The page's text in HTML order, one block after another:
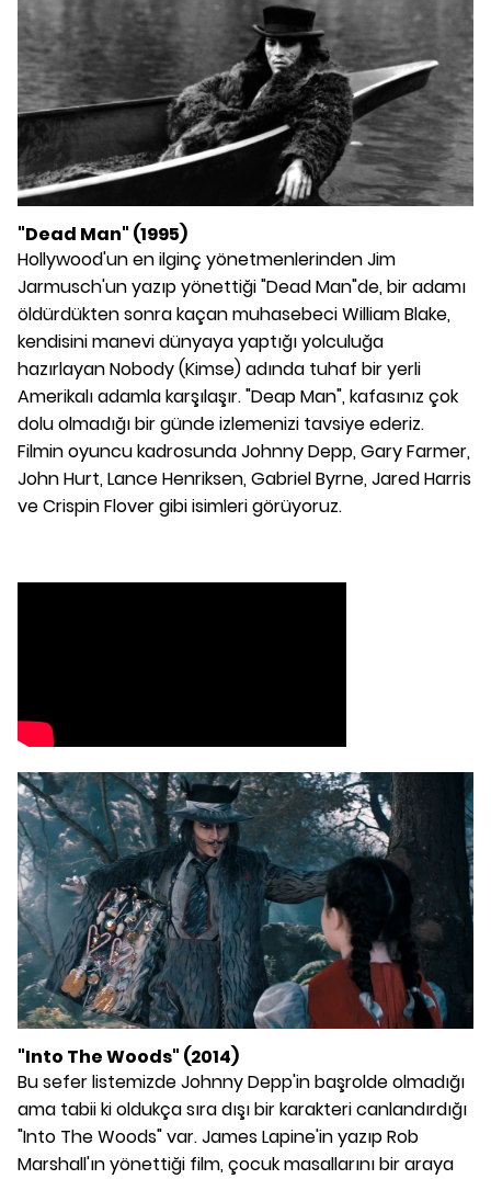
"Dead Man" (1995)
Hollywood'un en ilginç yönetmenlerinden Jim
Jarmusch'un yazıp yönettiği "Dead Man"de, bir adamı
öldürdükten sonra kaçan muhasebeci William Blake,
kendisini manevi dünyaya yaptığı yolculuğa
hazırlayan Nobody (Kimse) adında tuhaf bir yerli
Amerikalı adamla karşılaşır. "Deap Man", kafasınız çok
dolu olmadığı bir günde izlemenizi tavsiye ederiz.
Filmin oyuncu kadrosunda Johnny Depp, Gary Farmer,
John Hurt, Lance Henriksen, Gabriel Byrne, Jared Harris
ve Crispin Flover gibi isimleri görüyoruz.
"Into The Woods" (2014)
Bu sefer listemizde Johnny Depp'in başrolde olmadığı
ama tabii ki oldukça sıra dışı bir karakteri canlandırdığı
"Into The Woods" var. James Lapine'in yazıp Rob
Marshall'ın yönettiği film, çocuk masallarını bir araya